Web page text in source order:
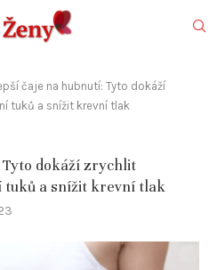
čaje na hubnutí: Tyto dokáží
tuků a snížit krevní tlak
Tyto dokáží zrychlit
tuků a snížit krevní tlak